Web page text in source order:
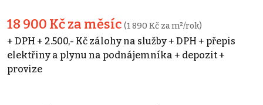
18 900 Kč za měsíc (1 890 Kč za m²/rok)
+ DPH + 2.500,- Kč zálohy na služby + DPH + přepis
elektřiny a plynu na podnájemníka + depozit +
provize